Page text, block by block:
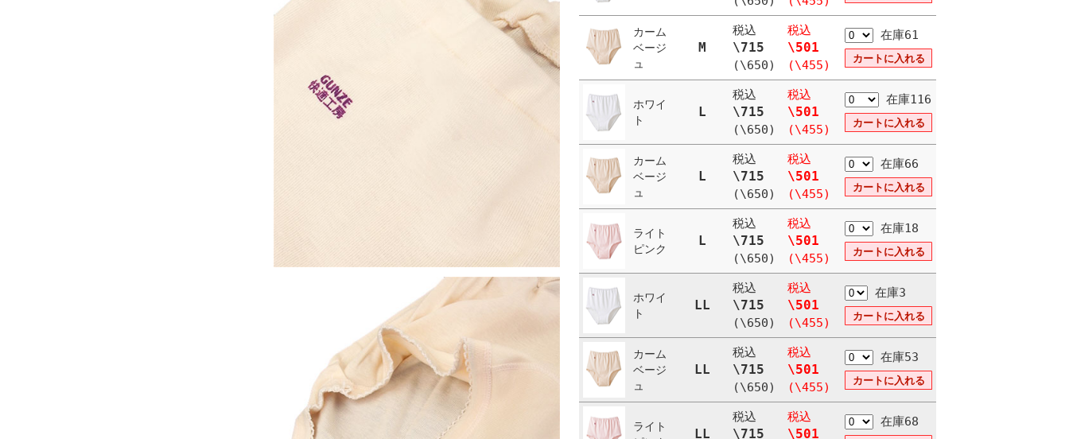
カーム
ベージ
ュ
M
税込
\715
(\650)
税込
\501
(\455)
在庫61
ホワイ
ト
L
税込
\715
(\650)
税込
\501
(\455)
在庫116
カーム
ベージ
ュ
L
税込
\715
(\650)
税込
\501
(\455)
在庫66
ライト
ピンク
L
税込
\715
(\650)
税込
\501
(\455)
在庫18
ホワイ
ト
LL
税込
\715
(\650)
税込
\501
(\455)
在庫3
カーム
ベージ
ュ
LL
税込
\715
(\650)
税込
\501
(\455)
在庫53
ライト
LL
税込
\715
税込
\501
在庫68